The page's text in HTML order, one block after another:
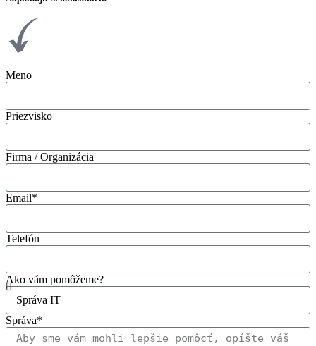
Meno
Priezvisko
Firma / Organizácia
Email*
Telefón
Ako vám pomôžeme?
Správa*